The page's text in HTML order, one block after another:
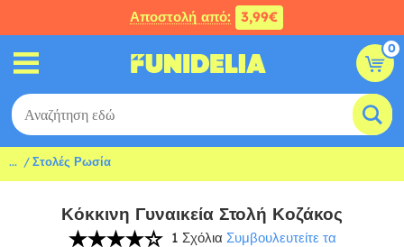
Αποστολή από: 3,99€
0
... Στολές Ρωσία
Κόκκινη Γυναικεία Στολή Κοζάκος
1 Σχόλια Συμβουλευτείτε τα